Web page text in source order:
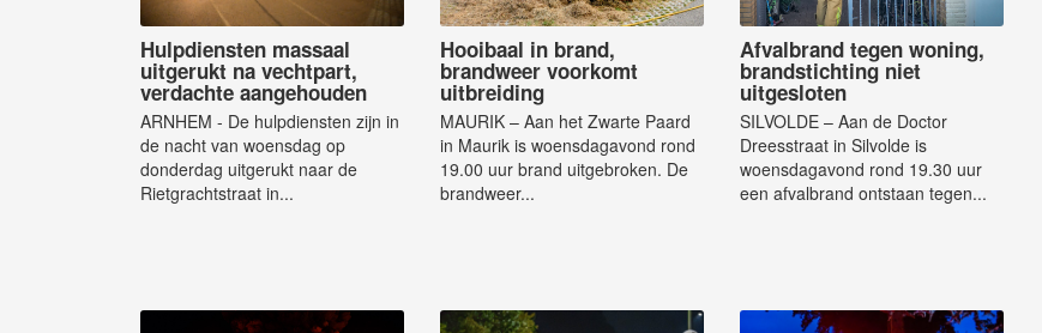
Hulpdiensten massaal
uitgerukt na vechtpart,
verdachte aangehouden
ARNHEM - De hulpdiensten zijn in
de nacht van woensdag op
donderdag uitgerukt naar de
Rietgrachtstraat in...
Hooibaal in brand,
brandweer voorkomt
uitbreiding
MAURIK – Aan het Zwarte Paard
in Maurik is woensdagavond rond
19.00 uur brand uitgebroken. De
brandweer...
Afvalbrand tegen woning,
brandstichting niet
uitgesloten
SILVOLDE – Aan de Doctor
Dreesstraat in Silvolde is
woensdagavond rond 19.30 uur
een afvalbrand ontstaan tegen...